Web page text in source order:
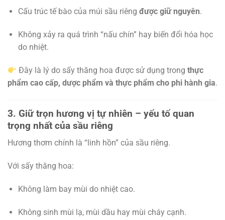
Cấu trúc tế bào của múi sầu riêng được giữ nguyên.
Không xảy ra quá trình “nấu chín” hay biến đổi hóa học
do nhiệt.
Đây là lý do sấy thăng hoa được sử dụng trongthực
phẩm cao cấp, dược phẩm và thực phẩm cho phi hành gia.
3. Giữ trọn hương vị tự nhiên – yếu tố quan
trọng nhất của sầu riêng
Hương thơm chính là “linh hồn” của sầu riêng.
Với sấy thăng hoa:
Không làm bay mùi do nhiệt cao.
Không sinh mùi lạ, mùi dầu hay mùi cháy cạnh.